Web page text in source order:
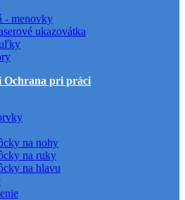
- menovky
ukazovátka
Ochrana pri práci
na nohy
na ruky
na hlavu